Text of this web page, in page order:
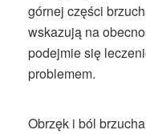
górnej części
wskazują na
podejmie się
problemem.
Obrzęk i ból